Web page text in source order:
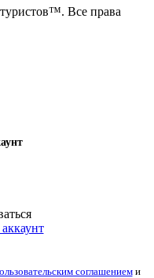
Все права
соглашениеми